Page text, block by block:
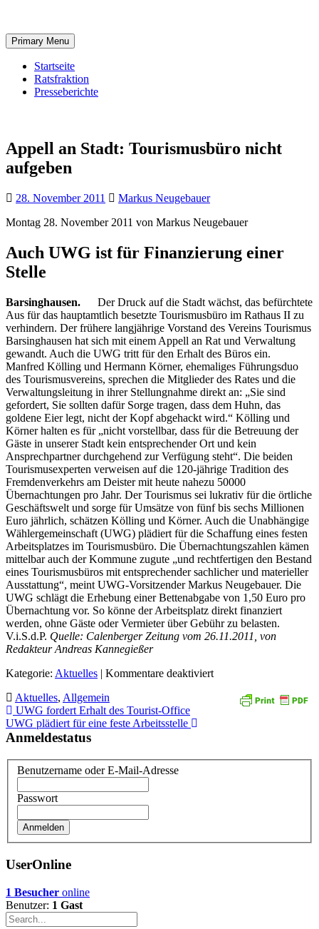
content
Primary Menu
Startseite
Ratsfraktion
Presseberichte
Appell an Stadt: Tourismusbüro nicht
aufgeben
28. November 2011
Markus Neugebauer
Montag 28. November 2011 von Markus Neugebauer
Auch UWG ist für Finanzierung einer
Stelle
Barsinghausen. Der Druck auf die Stadt wächst, das befürchtete
Aus für das hauptamtlich besetzte Tourismusbüro im Rathaus II zu
verhindern. Der frühere langjährige Vorstand des Vereins Tourismus
Barsinghausen hat sich mit einem Appell an Rat und Verwaltung
gewandt. Auch die UWG tritt für den Erhalt des Büros ein.
Manfred Kölling und Hermann Körner, ehemaliges Führungsduo
des Tourismusvereins, sprechen die Mitglieder des Rates und die
Verwaltungsleitung in ihrer Stellungnahme direkt an: „Sie sind
gefordert, Sie sollten dafür Sorge tragen, dass dem Huhn, das
goldene Eier legt, nicht der Kopf abgehackt wird.“ Kölling und
Körner halten es für „nicht vorstellbar, dass für die Betreuung der
Gäste in unserer Stadt kein entsprechender Ort und kein
Ansprechpartner durchgehend zur Verfügung steht“. Die beiden
Tourismusexperten verweisen auf die 120-jährige Tradition des
Fremdenverkehrs am Deister mit heute nahezu 50000
Übernachtungen pro Jahr. Der Tourismus sei lukrativ für die örtliche
Geschäftswelt und sorge für Umsätze von fünf bis sechs Millionen
Euro jährlich, schätzen Kölling und Körner. Auch die Unabhängige
Wählergemeinschaft (UWG) plädiert für die Schaffung eines festen
Arbeitsplatzes im Tourismusbüro. Die Übernachtungszahlen kämen
mittelbar auch der Kommune zugute „und rechtfertigen den Bestand
eines Tourismusbüros mit entsprechender sachlicher und materieller
Ausstattung“, meint UWG-Vorsitzender Markus Neugebauer. Die
UWG schlägt die Erhebung einer Bettenabgabe von 1,50 Euro pro
Übernachtung vor. So könne der Arbeitsplatz direkt finanziert
werden, ohne Gäste oder Vermieter über Gebühr zu belasten.
V.i.S.d.P. Quelle: Calenberger Zeitung vom 26.11.2011, von
Redakteur Andreas Kannegießer
Kategorie: Aktuelles | Kommentare deaktiviertfür
Aktuelles, Allgemein
Beitragsnavigation
UWG fordert Erhalt des Tourist-Office
UWG plädiert für eine feste Arbeitsstelle
Anmeldestatus
Benutzername oder E-Mail-Adresse
Passwort
UserOnline
1 Besucher online
Benutzer: 1 Gast